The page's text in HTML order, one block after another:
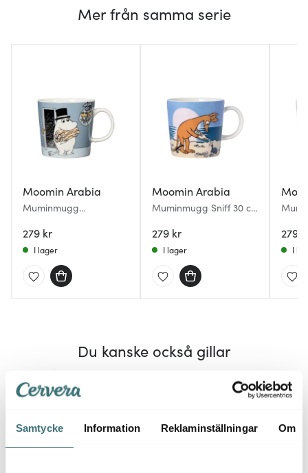
Samtycke Information Reklaminställningar Om
Mer från samma serie
Moomin Arabia
Muminmugg
Grå
279 kr
I lager
Moomin Arabia
Muminmugg Sniff 30 cl
279 kr
I lager
279
I
Du kanske också gillar